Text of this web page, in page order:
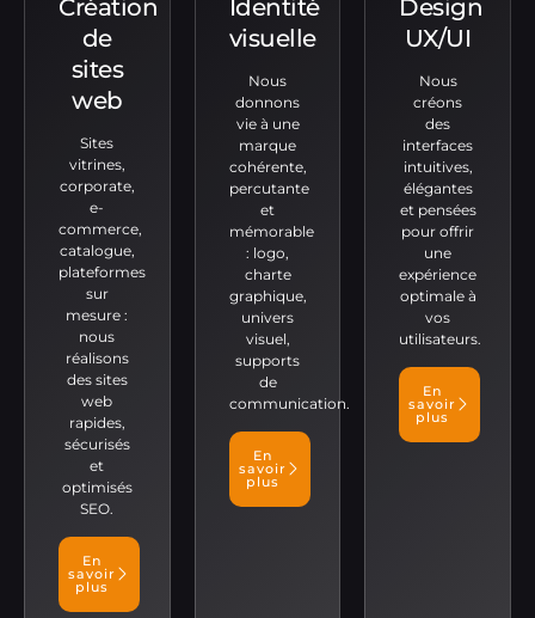
Création
de
sites
web
Sites
vitrines,
corporate,
e-
commerce,
catalogue,
plateformes
sur
mesure :
nous
réalisons
des sites
web
rapides,
sécurisés
et
optimisés
SEO.
En
savoir
plus
Identité
visuelle
Nous
donnons
vie à une
marque
cohérente,
percutante
et
mémorable
: logo,
charte
graphique,
univers
visuel,
supports
de
communication.
En
savoir
plus
Design
UX/UI
Nous
créons
des
interfaces
intuitives,
élégantes
et pensées
pour offrir
une
expérience
optimale à
vos
utilisateurs.
En
savoir
plus